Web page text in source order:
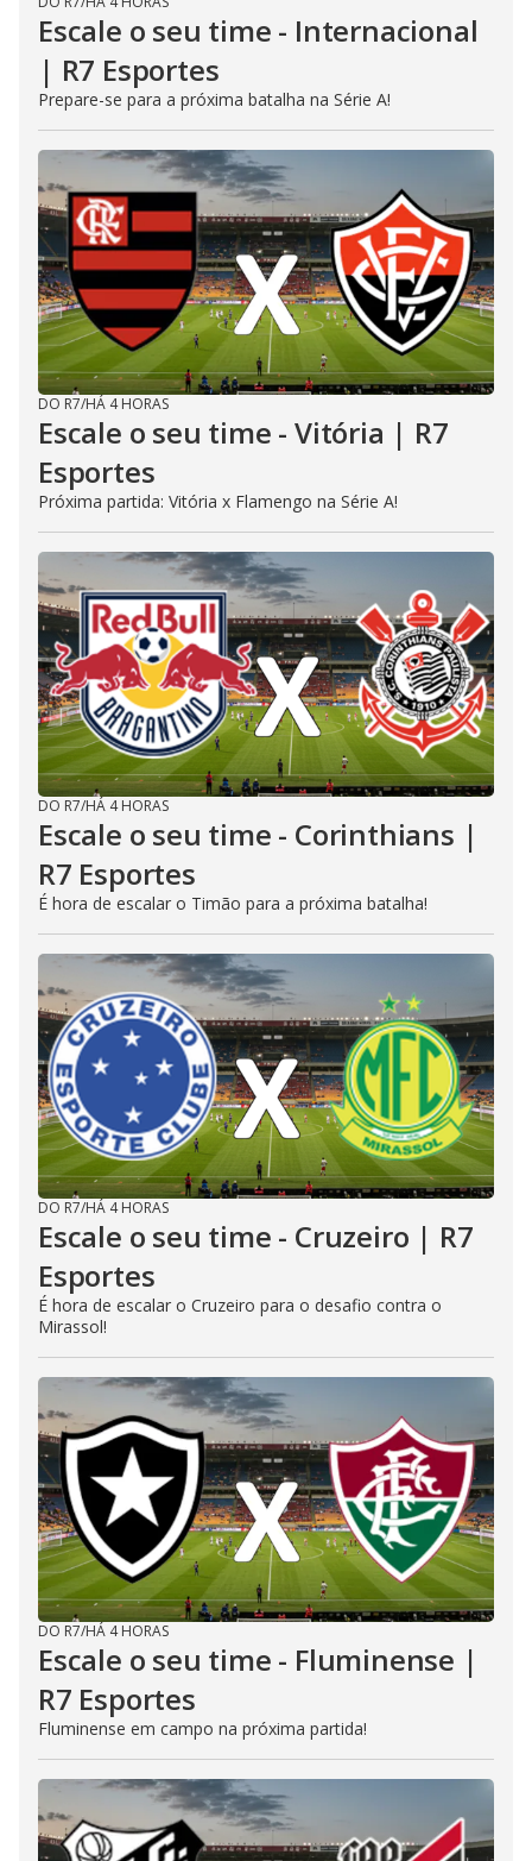
Escale o seu time - Internacional
| R7 Esportes
Prepare-se para a próxima batalha na Série A!
DO R7/HÁ 4 HORAS
Escale o seu time - Vitória | R7
Esportes
Próxima partida: Vitória x Flamengo na Série A!
DO R7/HÁ 4 HORAS
Escale o seu time - Corinthians |
R7 Esportes
É hora de escalar o Timão para a próxima batalha!
DO R7/HÁ 4 HORAS
Escale o seu time - Cruzeiro | R7
Esportes
É hora de escalar o Cruzeiro para o desafio contra o
Mirassol!
DO R7/HÁ 4 HORAS
Escale o seu time - Fluminense |
R7 Esportes
Fluminense em campo na próxima partida!